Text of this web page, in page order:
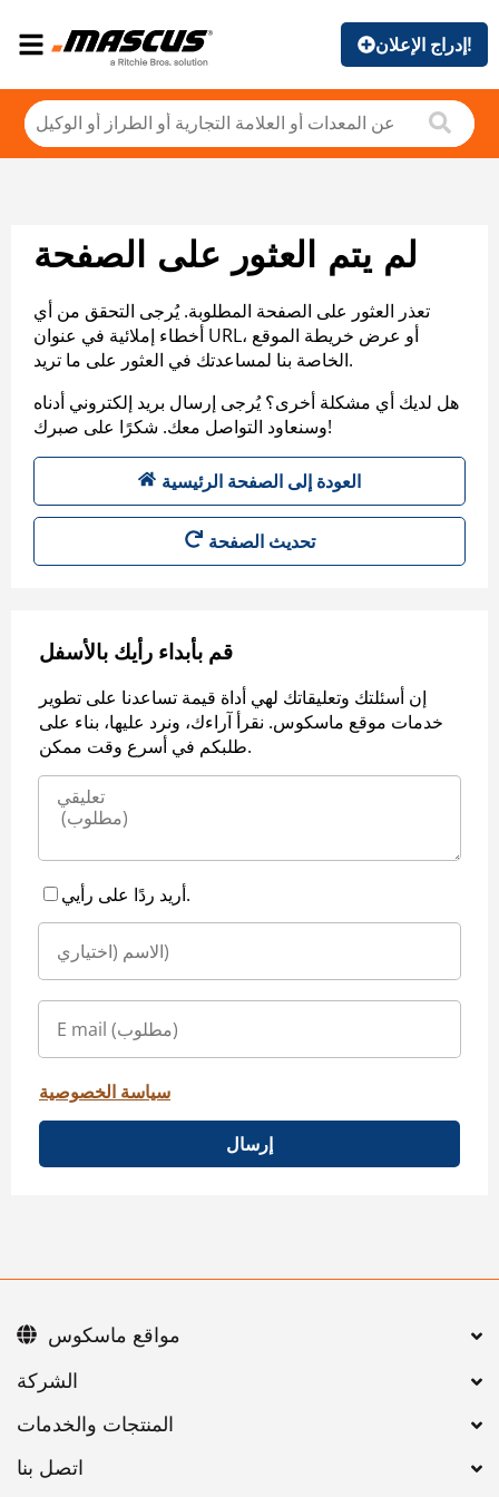
إدراج الإعلان!
لم يتم العثور على الصفحة
تعذر العثور على الصفحة المطلوبة. يُرجى التحقق من أي
أخطاء إملائية في عنوان URL، أو عرض خريطة الموقع
الخاصة بنا لمساعدتك في العثور على ما تريد.
هل لديك أي مشكلة أخرى؟ يُرجى إرسال بريد إلكتروني أدناه
وسنعاود التواصل معك. شكرًا على صبرك!
العودة إلى الصفحة الرئيسية
تحديث الصفحة
قم بأبداء رأيك بالأسفل
إن أسئلتك وتعليقاتك لهي أداة قيمة تساعدنا على تطوير
خدمات موقع ماسكوس. نقرأ آراءك، ونرد عليها، بناء على
طلبكم في أسرع وقت ممكن.
أريد ردًا على رأيي.
سياسة الخصوصية
إرسال
اتصل بنا
مواقع ماسكوس